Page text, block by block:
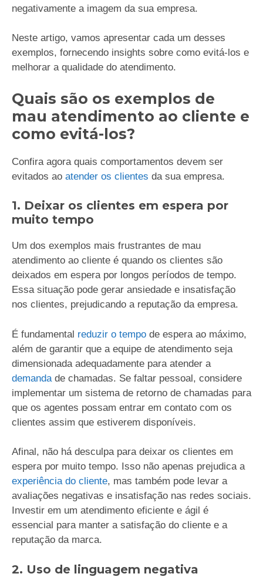
negativamente a imagem da sua empresa.
Neste artigo, vamos apresentar cada um desses
exemplos, fornecendo insights sobre como evitá-los e
melhorar a qualidade do atendimento.
Quais são os exemplos de
mau atendimento ao cliente e
como evitá-los?
Confira agora quais comportamentos devem ser
evitados ao atender os clientes da sua empresa.
1. Deixar os clientes em espera por
muito tempo
Um dos exemplos mais frustrantes de mau
atendimento ao cliente é quando os clientes são
deixados em espera por longos períodos de tempo.
Essa situação pode gerar ansiedade e insatisfação
nos clientes, prejudicando a reputação da empresa.
É fundamental reduzir o tempo de espera ao máximo,
além de garantir que a equipe de atendimento seja
dimensionada adequadamente para atender a
demanda de chamadas. Se faltar pessoal, considere
implementar um sistema de retorno de chamadas para
que os agentes possam entrar em contato com os
clientes assim que estiverem disponíveis.
Afinal, não há desculpa para deixar os clientes em
espera por muito tempo. Isso não apenas prejudica a
experiência do cliente, mas também pode levar a
avaliações negativas e insatisfação nas redes sociais.
Investir em um atendimento eficiente e ágil é
essencial para manter a satisfação do cliente e a
reputação da marca.
2. Uso de linguagem negativa